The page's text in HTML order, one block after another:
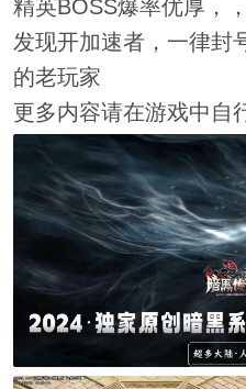
精英BOSS爆率优厚，
发现开加速者，一律封
的老玩家
更多内容请在游戏中自